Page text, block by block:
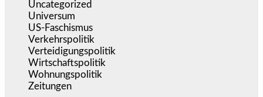
Uncategorized
Universum
US-Faschismus
Verkehrspolitik
Verteidigungspolitik
Wirtschaftspolitik
Wohnungspolitik
Zeitungen